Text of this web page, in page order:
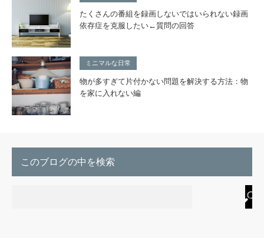
たくさんの番組を録画しないではいられない録画
依存症を克服したい←質問の回答
ミニマルな日常
物が多すぎて片付かない問題を解決する方法：物
を家に入れない編
このブログの中を検索